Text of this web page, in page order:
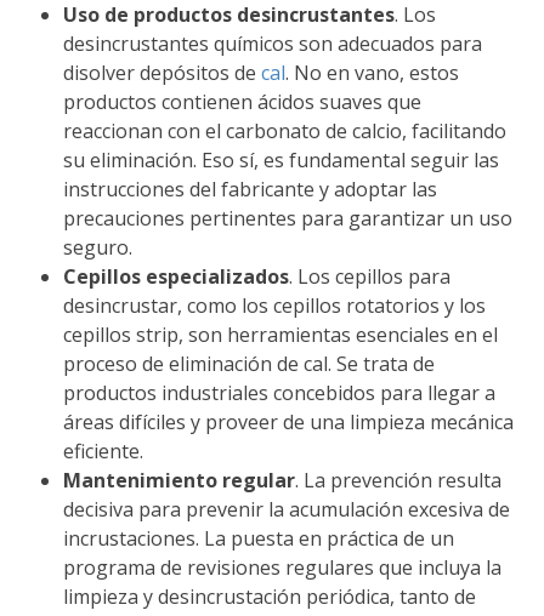
Uso de productos desincrustantes. Los
desincrustantes químicos son adecuados para
disolver depósitos decal. No en vano, estos
productos contienen ácidos suaves que
reaccionan con el carbonato de calcio, facilitando
su eliminación. Eso sí, es fundamental seguir las
instrucciones del fabricante y adoptar las
precauciones pertinentes para garantizar un uso
seguro.
Cepillos especializados. Los cepillos para
desincrustar, como los cepillos rotatorios y los
cepillos strip, son herramientas esenciales en el
proceso de eliminación de cal. Se trata de
productos industriales concebidos para llegar a
áreas difíciles y proveer de una limpieza mecánica
eficiente.
Mantenimiento regular. La prevención resulta
decisiva para prevenir la acumulación excesiva de
incrustaciones. La puesta en práctica de un
programa de revisiones regulares que incluya la
limpieza y desincrustación periódica, tanto de